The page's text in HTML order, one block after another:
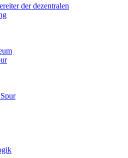
der dezentralen